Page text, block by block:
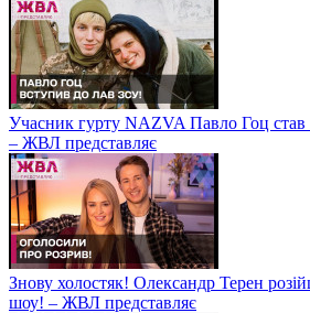
Учасник гурту NAZVA Павло Гоц став
– ЖВЛ представляє
Знову холостяк! Олександр Терен
шоу! – ЖВЛ представляє